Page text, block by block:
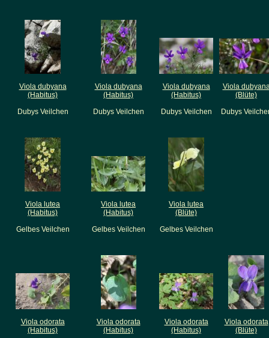
Viola dubyana
(Habitus)
Dubys Veilchen
Viola dubyana
(Habitus)
Dubys Veilchen
Viola dubyana
(Habitus)
Dubys Veilchen
Viola
(Blüte)
Dubys
Viola lutea
(Habitus)
Gelbes Veilchen
Viola lutea
(Habitus)
Gelbes Veilchen
Viola lutea
(Blüte)
Gelbes Veilchen
Viola odorata
(Habitus)
Viola odorata
(Habitus)
Viola odorata
(Habitus)
Viola odorata
(Blüte)